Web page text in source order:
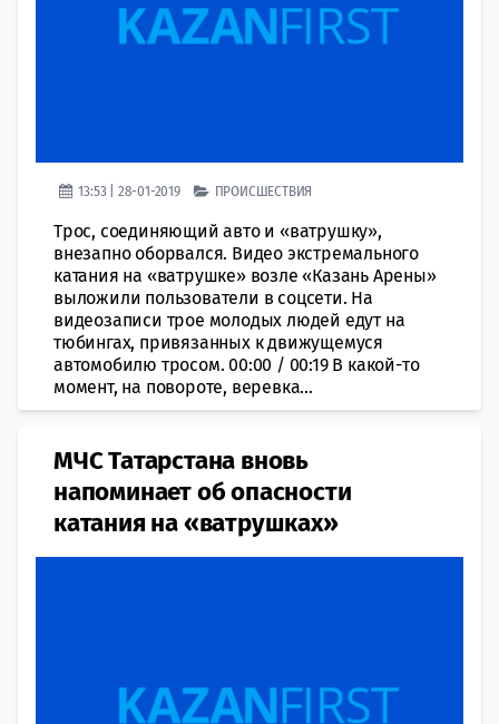
13:53 | 28-01-2019 ПРОИСШЕСТВИЯ
Трос, соединяющий авто и «ватрушку»,
внезапно оборвался. Видео экстремального
катания на «ватрушке» возле «Казань Арены»
выложили пользователи в соцсети. На
видеозаписи трое молодых людей едут на
тюбингах, привязанных к движущемуся
автомобилю тросом. 00:00 / 00:19 В какой-то
момент, на повороте, веревка...
МЧС Татарстана вновь
напоминает об опасности
катания на «ватрушках»